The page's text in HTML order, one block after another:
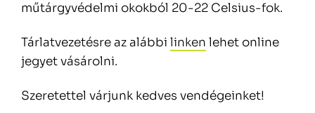
műtárgyvédelmi okokból 20-22 Celsius-fok.
Tárlatvezetésre az alábbi linken lehet online
jegyet vásárolni.
Szeretettel várjunk kedves vendégeinket!